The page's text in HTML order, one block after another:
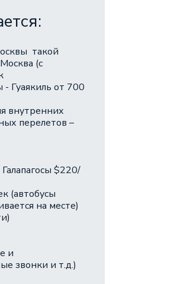
такой
(с
Гуаякиль от 700
внутренних
перелетов –
$220/
(автобусы
на месте)
и
звонки и т.д.)